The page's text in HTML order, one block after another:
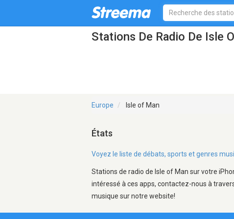
Stations De Radio De Isle
Europe Isle of Man
États
Voyez le liste de débats, sports et genres
Stations de radio de Isle of Man sur votre
intéressé à ces apps, contactez-nous à
musique sur notre website!